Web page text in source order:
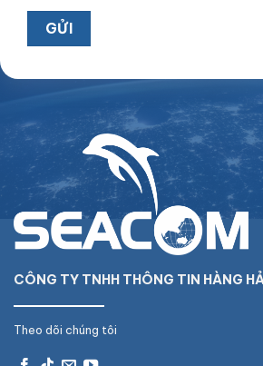
CÔNG TY TNHH THÔNG TIN HÀNG
Theo dõi chúng tôi